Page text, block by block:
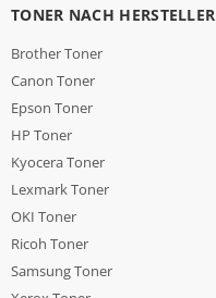
TONER NACH HERSTELLER
Brother Toner
Canon Toner
Epson Toner
HP Toner
Kyocera Toner
Lexmark Toner
OKI Toner
Ricoh Toner
Samsung Toner